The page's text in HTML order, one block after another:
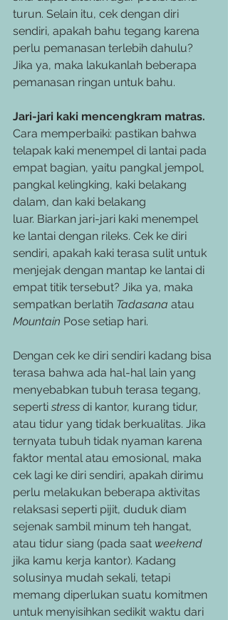
turun. Selain itu, cek dengan diri
sendiri, apakah bahu tegang karena
perlu pemanasan terlebih dahulu?
Jika ya, maka lakukanlah beberapa
pemanasan ringan untuk bahu.
Jari-jari kaki mencengkram matras.
Cara memperbaiki: pastikan bahwa
telapak kaki menempel di lantai pada
empat bagian, yaitu pangkal jempol,
pangkal kelingking, kaki belakang
dalam, dan kaki belakang
luar. Biarkan jari-jari kaki menempel
ke lantai dengan rileks. Cek ke diri
sendiri, apakah kaki terasa sulit untuk
menjejak dengan mantap ke lantai di
empat titik tersebut? Jika ya, maka
sempatkan berlatih Tadasana atau
Mountain Pose setiap hari.
Dengan cek ke diri sendiri kadang bisa
terasa bahwa ada hal-hal lain yang
menyebabkan tubuh terasa tegang,
seperti stress di kantor, kurang tidur,
atau tidur yang tidak berkualitas. Jika
ternyata tubuh tidak nyaman karena
faktor mental atau emosional, maka
cek lagi ke diri sendiri, apakah dirimu
perlu melakukan beberapa aktivitas
relaksasi seperti pijit, duduk diam
sejenak sambil minum teh hangat,
atau tidur siang (pada saat weekend
jika kamu kerja kantor). Kadang
solusinya mudah sekali, tetapi
memang diperlukan suatu komitmen
untuk menyisihkan sedikit waktu dari